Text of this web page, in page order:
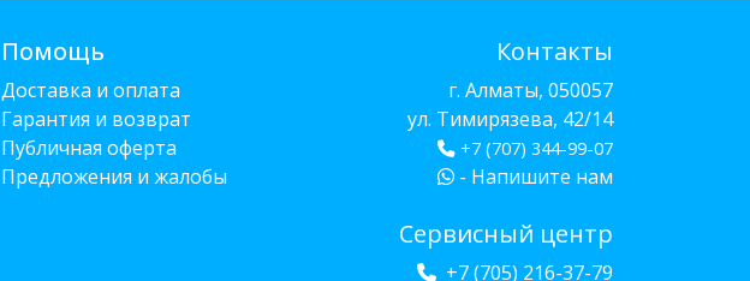
Помощь
Доставка и оплата
Гарантия и возврат
Публичная оферта
Предложения и жалобы
Контакты
г. Алматы, 050057
ул. Тимирязева, 42/14
+7 (707) 344-99-07
- Напишите нам
Сервисный центр
+7 (705) 216-37-79